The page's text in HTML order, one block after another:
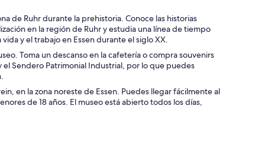
de Ruhr durante la prehistoria. Conoce las historias
en la región de Ruhr y estudia una línea de tiempo
y el trabajo en Essen durante el siglo XX.
Toma un descanso en la cafetería o compra souvenirs
Sendero Patrimonial Industrial, por lo que puedes
en la zona noreste de Essen. Puedes llegar fácilmente al
de 18 años. El museo está abierto todos los días,